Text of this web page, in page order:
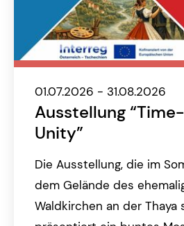
01.07.2026 - 31.08.2026
Ausstellung
Unity”
Die Ausstellung, die im
dem Gelände des
Waldkirchen an der